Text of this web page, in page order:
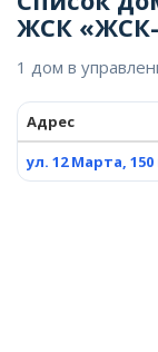
ЖСК
1 дом в
Адрес
ул. 12 Марта, 150